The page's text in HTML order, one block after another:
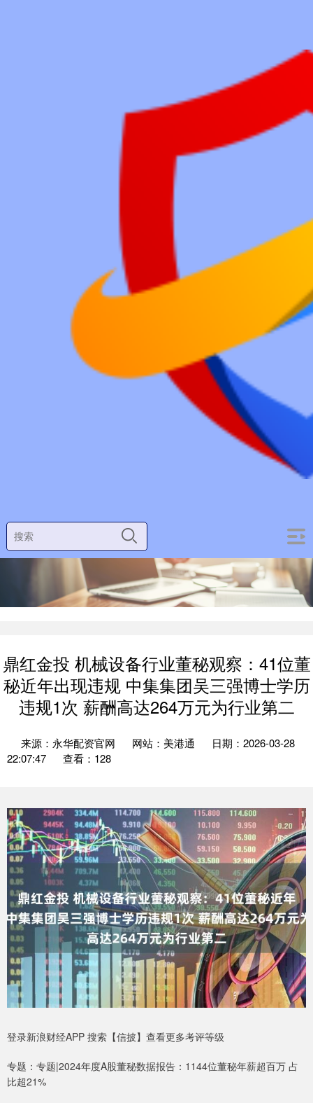
鼎红金投 机械设备行业董秘观察：41位董
秘近年出现违规 中集集团吴三强博士学历
违规1次 薪酬高达264万元为行业第二
来源：永华配资官网 网站：美港通
日期：2026-03-28
22:07:47
查看：128
登录新浪财经APP 搜索【信披】查看更多考评等级
专题：专题|2024年度A股董秘数据报告：1144位董秘年薪超百万 占
比超21%